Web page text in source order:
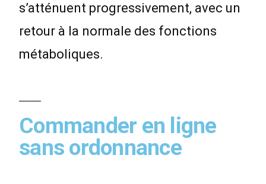
s’atténuent progressivement, avec un
retour à la normale des fonctions
métaboliques.
Commander en ligne
sans ordonnance